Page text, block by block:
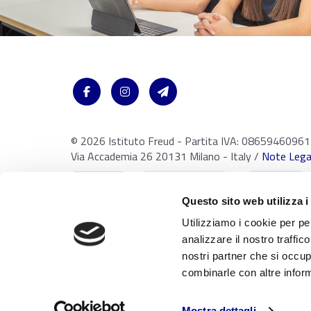
Questo sito web utilizza i
Utilizziamo i cookie per
analizzare il nostro
nostri partner che si
combinarle con altre
© 2026 Istituto Freud - Partita IVA: 08659460961
Via Accademia 26 20131 Milano - Italy / Note
Con riferimento al presente sito, i testi, le immagini, la
della proprietà intellettuale. Tutti i diritti sono riservati in
ai sensi della Legge 633 del 22 Aprile 1941 e successive